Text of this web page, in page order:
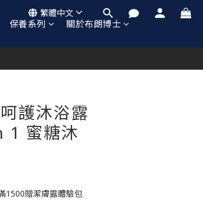
保養系列 關於布朗博士
繁體中文
護沐浴露
蜜糖沐
1500贈潔膚露體驗包
立即購買